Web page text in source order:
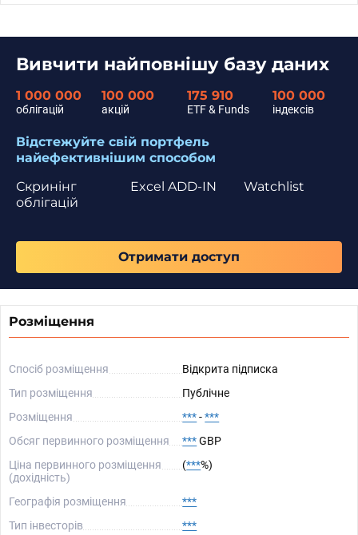
Вивчити найповнішу базу даних
1 000 000
облігацій
100 000
акцій
175 910
ETF & Funds
100 000
індексів
Відстежуйте свій портфель
найефективнішим способом
Скринінг
облігацій
Watchlist
Excel ADD-IN
Отримати доступ
Розміщення
Спосіб розміщення
Відкрита підписка
Тип розміщення
Публічне
Розміщення
***-***
Обсяг первинного розміщення
***GBP
Ціна первинного розміщення
(дохідність)
(***%)
Географія розміщення
***
Тип інвесторів
***